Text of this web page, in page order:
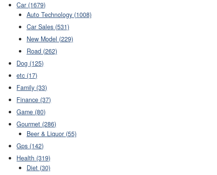
Car (1679)
Auto Technology (1008)
Car Sales (531)
New Model (229)
Road (262)
Dog (125)
etc (17)
Family (33)
Finance (37)
Game (80)
Gourmet (286)
Beer & Liquor (55)
Gps (142)
Health (319)
Diet (30)